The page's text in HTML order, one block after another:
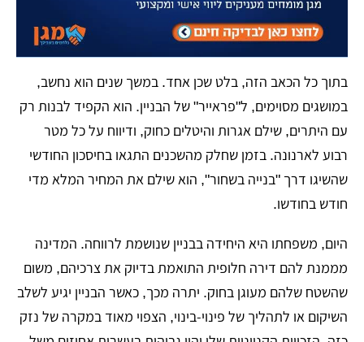
בתוך כל הכאב הזה, בלט שכן אחד. במשך שנים הוא נחשב,
במושגים מסוימים, ל"פראייר" של הבניין. הוא הקפיד לבנות רק
עם היתרים, שילם אגרות והיטלים כחוק, ודיווח על כל מטר
רבוע לארנונה. בזמן שחלק מהשכנים התגאו בחיסכון החודשי
שהשיגו דרך "בנייה בשחור", הוא שילם את המחיר המלא מדי
חודש בחודשו.
​היום, משפחתו היא היחידה בבניין שנושמת לרווחה. המדינה
מממנת להם דירה חלופית התואמת בדיוק את צרכיהם, משום
שהשטח שלהם מעוגן בחוק. יתרה מכך, כאשר הבניין יגיע לשלב
השיקום או לתהליך של פינוי-בינוי, הצפוי מאוד במקרה של נזק